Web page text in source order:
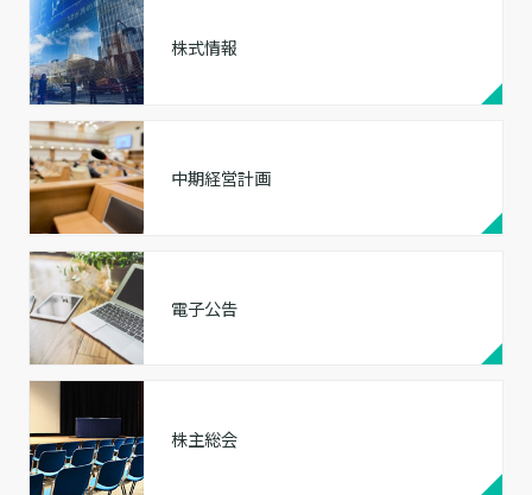
株式情報
中期経営計画
電子公告
株主総会